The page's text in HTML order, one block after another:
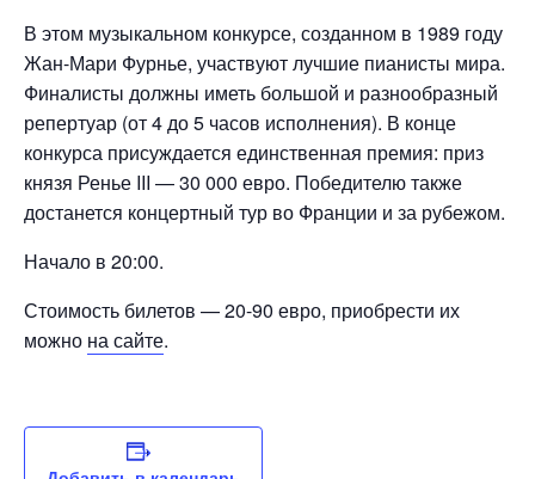
В этом музыкальном конкурсе, созданном в 1989 году
Жан-Мари Фурнье, участвуют лучшие пианисты мира.
Финалисты должны иметь большой и разнообразный
репертуар (от 4 до 5 часов исполнения). В конце
конкурса присуждается единственная премия: приз
князя Ренье III — 30 000 евро. Победителю также
достанется концертный тур во Франции и за рубежом.
Начало в 20:00.
Стоимость билетов — 20-90 евро, приобрести их
можно на сайте.